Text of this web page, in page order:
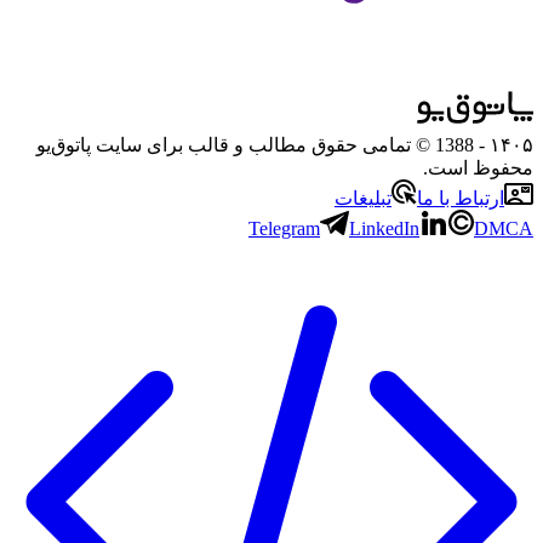
۱۴۰۵
- 1388 © تمامی حقوق مطالب و قالب برای سایت پاتوق‌یو
محفوظ است.
ارتباط با ما
تبلیغات
Telegram
LinkedIn DMCA